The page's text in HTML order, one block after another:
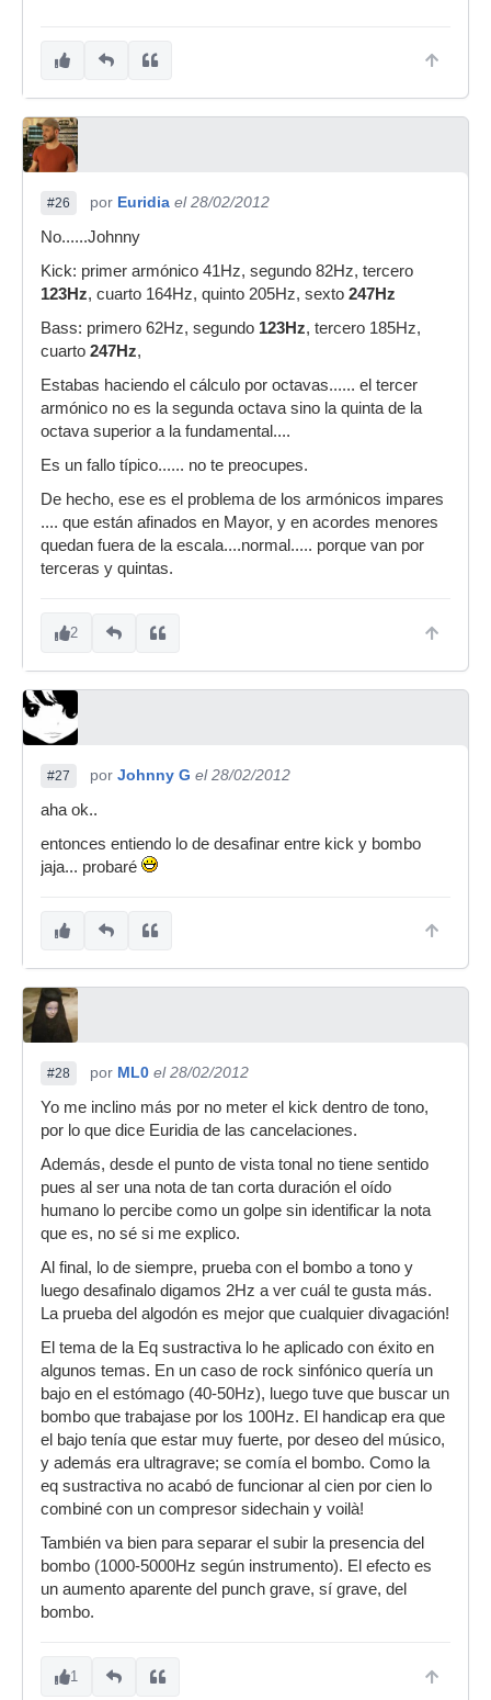
#26 por Euridia el 28/02/2012
No......Johnny
Kick: primer armónico 41Hz, segundo 82Hz, tercero
123Hz, cuarto 164Hz, quinto 205Hz, sexto 247Hz
Bass: primero 62Hz, segundo 123Hz, tercero 185Hz,
cuarto 247Hz,
Estabas haciendo el cálculo por octavas...... el tercer
armónico no es la segunda octava sino la quinta de la
octava superior a la fundamental....
Es un fallo típico...... no te preocupes.
De hecho, ese es el problema de los armónicos impares
.... que están afinados en Mayor, y en acordes menores
quedan fuera de la escala....normal..... porque van por
terceras y quintas.
2
#27 por Johnny G el 28/02/2012
aha ok..
entonces entiendo lo de desafinar entre kick y bombo
jaja... probaré
#28 por ML0 el 28/02/2012
Yo me inclino más por no meter el kick dentro de tono,
por lo que dice Euridia de las cancelaciones.
Además, desde el punto de vista tonal no tiene sentido
pues al ser una nota de tan corta duración el oído
humano lo percibe como un golpe sin identificar la nota
que es, no sé si me explico.
Al final, lo de siempre, prueba con el bombo a tono y
luego desafinalo digamos 2Hz a ver cuál te gusta más.
La prueba del algodón es mejor que cualquier divagación!
El tema de la Eq sustractiva lo he aplicado con éxito en
algunos temas. En un caso de rock sinfónico quería un
bajo en el estómago (40-50Hz), luego tuve que buscar un
bombo que trabajase por los 100Hz. El handicap era que
el bajo tenía que estar muy fuerte, por deseo del músico,
y además era ultragrave; se comía el bombo. Como la
eq sustractiva no acabó de funcionar al cien por cien lo
combiné con un compresor sidechain y voilà!
También va bien para separar el subir la presencia del
bombo (1000-5000Hz según instrumento). El efecto es
un aumento aparente del punch grave, sí grave, del
bombo.
1